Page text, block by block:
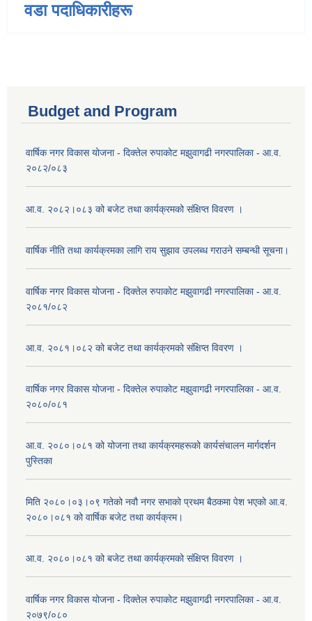
वडा पदाधिकारीहरू
Budget and Program
वार्षिक नगर विकास योजना - दिक्तेल रुपाकोट मझुवागढी नगरपालिका - आ.व.
२०८२/०८३
आ.व. २०८२।०८३ को बजेट तथा कार्यक्रमको संक्षिप्त विवरण ।
वार्षिक नीति तथा कार्यक्रमका लागि राय सुझाव उपलब्ध गराउने सम्बन्धी सूचना।
वार्षिक नगर विकास योजना - दिक्तेल रुपाकोट मझुवागढी नगरपालिका - आ.व.
२०८१/०८२
आ.व. २०८१।०८२ को बजेट तथा कार्यक्रमको संक्षिप्त विवरण ।
वार्षिक नगर विकास योजना - दिक्तेल रुपाकोट मझुवागढी नगरपालिका - आ.व.
२०८०/०८१
आ.व. २०८०।०८१ को योजना तथा कार्यक्रमहरूको कार्यसंचालन मार्गदर्शन
पुस्तिका
मिति २०८०।०३।०९ गतेको नवौ नगर सभाको प्रथम बैठकमा पेश भएको आ.व.
२०८०।०८१ को वार्षिक बजेट तथा कार्यक्रम।
आ.व. २०८०।०८१ को बजेट तथा कार्यक्रमको संक्षिप्त विवरण ।
वार्षिक नगर विकास योजना - दिक्तेल रुपाकोट मझुवागढी नगरपालिका - आ.व.
२०७९/०८०